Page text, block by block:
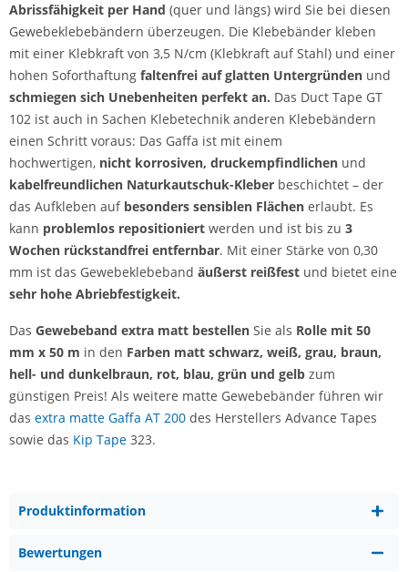
Abrissfähigkeit per Hand (quer und längs) wird Sie bei diesen
Gewebeklebebändern überzeugen. Die Klebebänder kleben
mit einer Klebkraft von 3,5 N/cm (Klebkraft auf Stahl) und einer
hohen Soforthaftung faltenfrei auf glatten Untergründen und
schmiegen sich Unebenheiten perfekt an. Das Duct Tape GT
102 ist auch in Sachen Klebetechnik anderen Klebebändern
einen Schritt voraus: Das Gaffa ist mit einem
hochwertigen, nicht korrosiven, druckempfindlichen und
kabelfreundlichen Naturkautschuk-Kleber beschichtet – der
das Aufkleben auf besonders sensiblen Flächen erlaubt. Es
kann problemlos repositioniert werden und ist bis zu 3
Wochen rückstandfrei entfernbar. Mit einer Stärke von 0,30
mm ist das Gewebeklebeband äußerst reißfest und bietet eine
sehr hohe Abriebfestigkeit.
Das Gewebeband extra matt bestellen Sie als Rolle mit 50
mm x 50 m in den Farben matt schwarz, weiß, grau, braun,
hell- und dunkelbraun, rot, blau, grün und gelb zum
günstigen Preis! Als weitere matte Gewebebänder führen wir
das extra matte Gaffa AT 200 des Herstellers Advance Tapes
sowie das Kip Tape 323.
Produktinformation
Bewertungen